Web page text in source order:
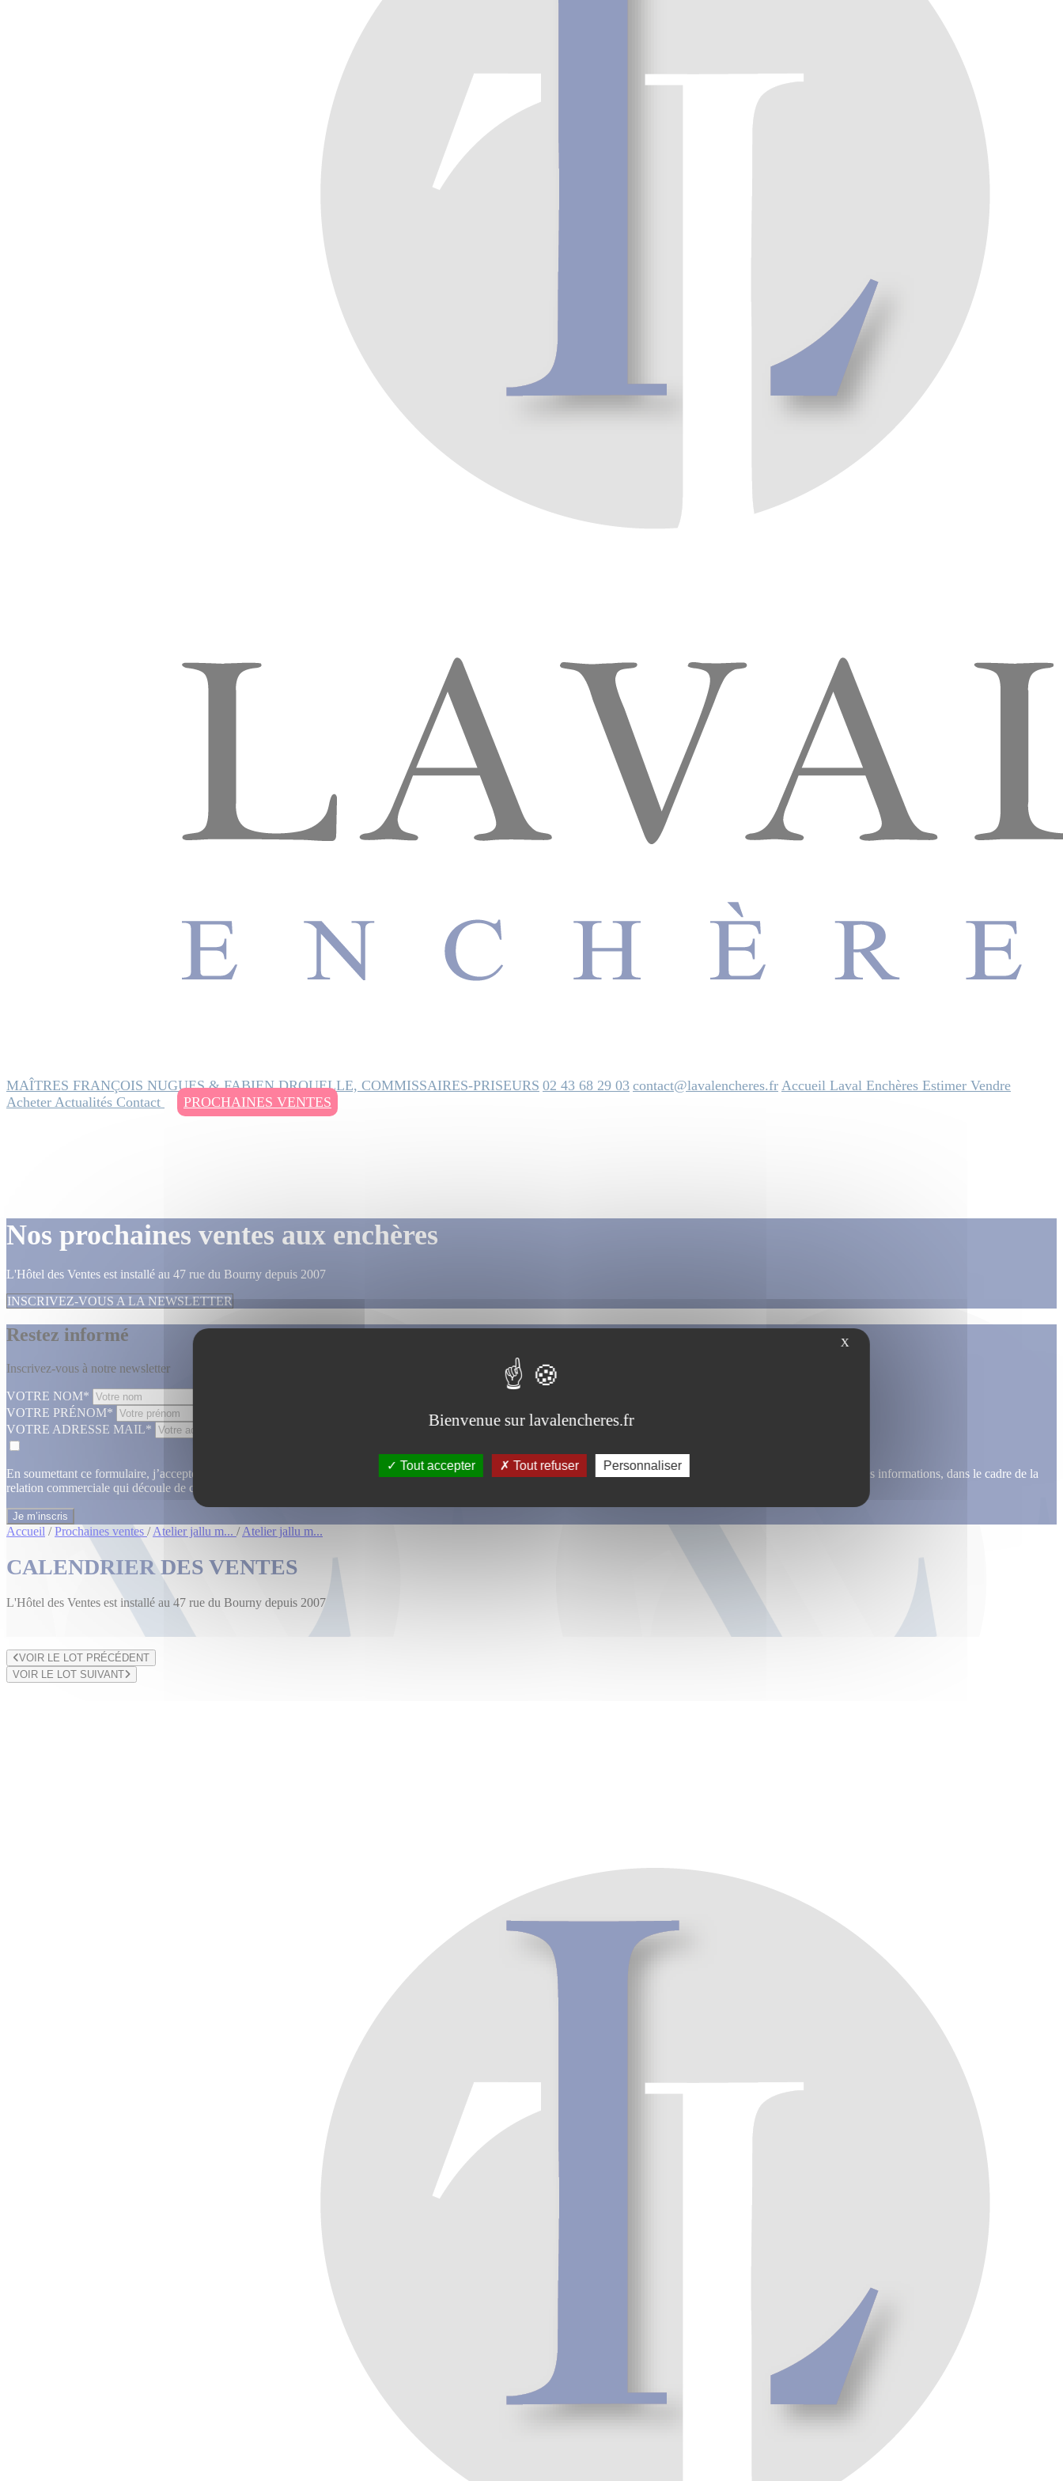
MAÎTRES FRANÇOIS NUGUES & FABIEN DROUELLE, COMMISSAIRES-PRISEURS 02 43 68 29 03 contact@lavalencheres.fr Accueil Laval Enchères Estimer Vendre
Acheter Actualités Contact PROCHAINES VENTES
Nos prochaines ventes aux enchères
L'Hôtel des Ventes est installé au 47 rue du Bourny depuis 2007
INSCRIVEZ-VOUS A LA NEWSLETTER
Restez informé
Inscrivez-vous à notre newsletter
VOTRE NOM*
VOTRE PRÉNOM*
VOTRE ADRESSE MAIL*
En soumettant ce formulaire, j’accepte que les informations saisies dans ce formulaire soient utilisées, exploitées, traitées pour permettre de me recontacter, pour m’envoyer des informations, dans le cadre de la
relation commerciale qui découle de cette demande.
Accueil / Prochaines ventes / Atelier jallu m... / Atelier jallu m...
CALENDRIER DES VENTES
L'Hôtel des Ventes est installé au 47 rue du Bourny depuis 2007
VOIR LE LOT PRÉCÉDENT
VOIR LE LOT SUIVANT
X
Bienvenue sur lavalencheres.fr
Tout accepter Tout refuser Personnaliser